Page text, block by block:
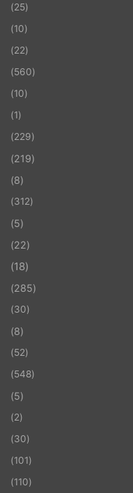
(25)
(10)
(22)
(560)
(10)
(1)
(229)
(219)
(8)
(312)
(5)
(22)
(18)
(285)
(30)
(8)
(52)
(548)
(5)
(2)
(30)
(101)
(110)